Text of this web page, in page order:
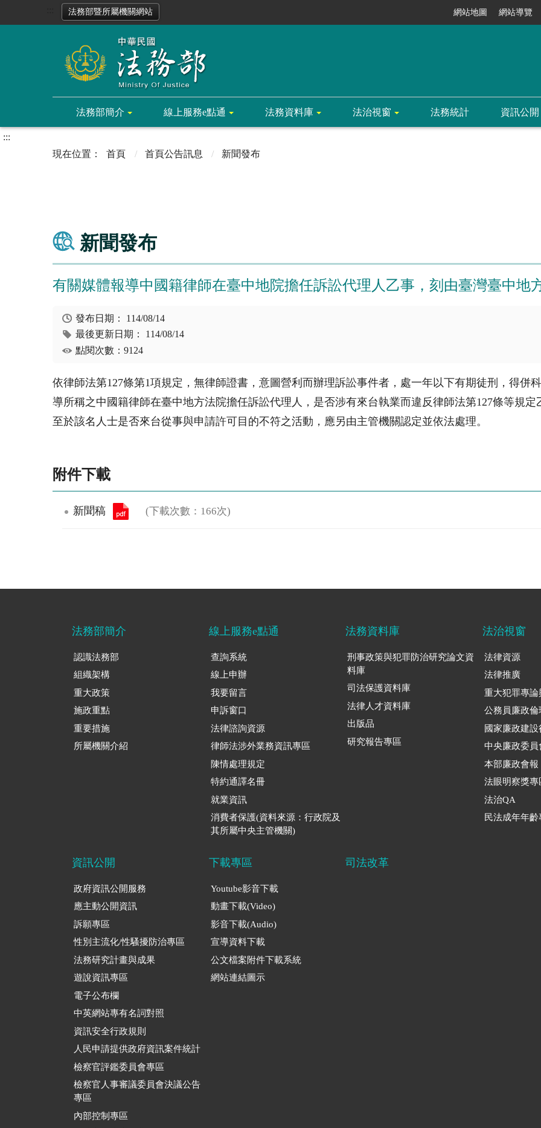
法務部暨所屬機關網站 網站地圖 網站導覽
法務部簡介 線上服務e點通 法務資料庫 法治視窗 法務統計 資訊公開
:::
首頁
首頁公告訊息 新聞發布
新聞發布
有關媒體報導中國籍律師在臺中地院擔任訴訟代理人乙事，刻由臺灣臺中地
發布日期： 114/08/14
最後更新日期： 114/08/14
點閱次數：9124
依律師法第127條第1項規定，無律師證書，意圖營利而辦理訴訟事件者，處一年以下有期徒刑，得併
導所稱之中國籍律師在臺中地方法院擔任訴訟代理人，是否涉有來台執業而違反律師法第127條等規
至於該名人士是否來台從事與申請許可目的不符之活動，應另由主管機關認定並依法處理。
附件下載
新聞稿 (下載次數：166次)
法務部簡介
認識法務部
組織架構
重大政策
施政重點
重要措施
所屬機關介紹
線上服務e點通
查詢系統
線上申辦
我要留言
申訴窗口
法律諮詢資源
律師法涉外業務資訊專區
陳情處理規定
特約通譯名冊
就業資訊
消費者保護(資料來源：行政院及
其所屬中央主管機關)
法務資料庫
刑事政策與犯罪防治研究論文資
料庫
司法保護資料庫
法律人才資料庫
出版品
研究報告專區
法治視窗
法律資源
法律推廣
重大犯罪專論
公務員廉政倫
國家廉政建設
中央廉政委員
本部廉政會報
法眼明察獎專
法治QA
民法成年年齡
資訊公開
政府資訊公開服務
應主動公開資訊
訴願專區
性別主流化/性騷擾防治專區
法務研究計畫與成果
遊說資訊專區
電子公布欄
中英網站專有名詞對照
資訊安全行政規則
人民申請提供政府資訊案件統計
檢察官評鑑委員會專區
檢察官人事審議委員會決議公告
專區
內部控制專區
下載專區
Youtube影音下載
動畫下載(Video)
影音下載(Audio)
宣導資料下載
公文檔案附件下載系統
網站連結圖示
司法改革